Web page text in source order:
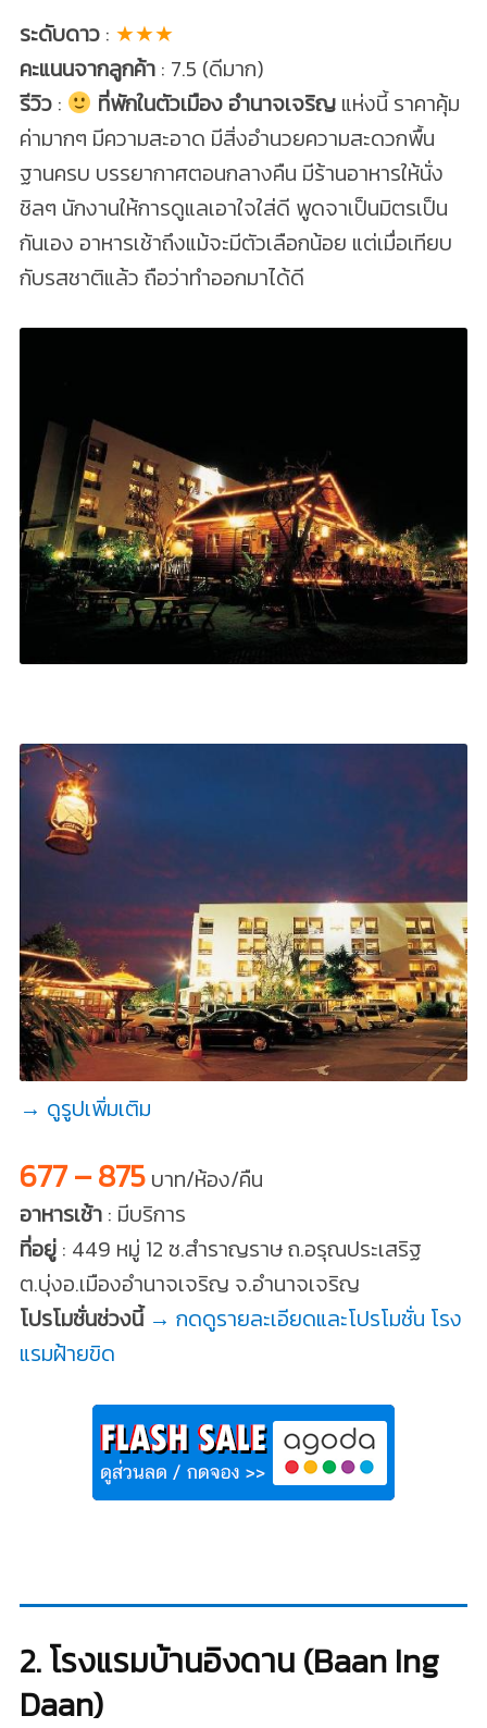
ระดับดาว: ★★★
คะแนนจากลูกค้า: 7.5 (ดีมาก)
รีวิว: ที่พักในตัวเมือง อำนาจเจริญแห่งนี้ ราคาคุ้ม
ค่ามากๆ มีความสะอาด มีสิ่งอำนวยความสะดวกพื้น
ฐานครบ บรรยากาศตอนกลางคืน มีร้านอาหารให้นั่ง
ชิลๆ นักงานให้การดูแลเอาใจใส่ดี พูดจาเป็นมิตรเป็น
กันเอง อาหารเช้าถึงแม้จะมีตัวเลือกน้อย แต่เมื่อเทียบ
กับรสชาติแล้ว ถือว่าทำออกมาได้ดี
→ ดูรูปเพิ่มเติม
677 – 875บาท/ห้อง/คืน
อาหารเช้า: มีบริการ
ที่อยู่: 449 หมู่ 12 ซ.สำราญราษ ถ.อรุณประเสริฐ
ต.บุ่งอ.เมืองอำนาจเจริญ จ.อำนาจเจริญ
โปรโมชั่นช่วงนี้ → กดดูรายละเอียดและโปรโมชั่น โรง
แรมฝ้ายขิด
2. โรงแรมบ้านอิงดาน (Baan Ing
Daan)